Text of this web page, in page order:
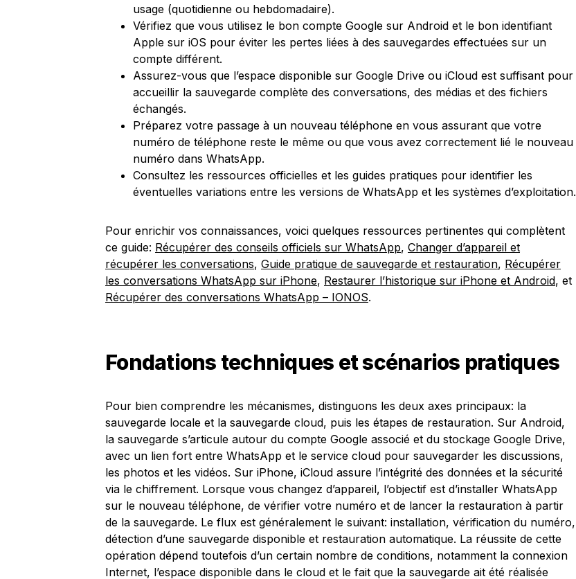
usage (quotidienne ou hebdomadaire).
Vérifiez que vous utilisez le bon compte Google sur Android et le bon identifiant
Apple sur iOS pour éviter les pertes liées à des sauvegardes effectuées sur un
compte différent.
Assurez-vous que l’espace disponible sur Google Drive ou iCloud est suffisant pour
accueillir la sauvegarde complète des conversations, des médias et des fichiers
échangés.
Préparez votre passage à un nouveau téléphone en vous assurant que votre
numéro de téléphone reste le même ou que vous avez correctement lié le nouveau
numéro dans WhatsApp.
Consultez les ressources officielles et les guides pratiques pour identifier les
éventuelles variations entre les versions de WhatsApp et les systèmes d’exploitation.
Pour enrichir vos connaissances, voici quelques ressources pertinentes qui complètent
ce guide: Récupérer des conseils officiels sur WhatsApp, Changer d’appareil et
récupérer les conversations, Guide pratique de sauvegarde et restauration, Récupérer
les conversations WhatsApp sur iPhone, Restaurer l’historique sur iPhone et Android, et
Récupérer des conversations WhatsApp – IONOS.
Fondations techniques et scénarios pratiques
Pour bien comprendre les mécanismes, distinguons les deux axes principaux: la
sauvegarde locale et la sauvegarde cloud, puis les étapes de restauration. Sur Android,
la sauvegarde s’articule autour du compte Google associé et du stockage Google Drive,
avec un lien fort entre WhatsApp et le service cloud pour sauvegarder les discussions,
les photos et les vidéos. Sur iPhone, iCloud assure l’intégrité des données et la sécurité
via le chiffrement. Lorsque vous changez d’appareil, l’objectif est d’installer WhatsApp
sur le nouveau téléphone, de vérifier votre numéro et de lancer la restauration à partir
de la sauvegarde. Le flux est généralement le suivant: installation, vérification du numéro,
détection d’une sauvegarde disponible et restauration automatique. La réussite de cette
opération dépend toutefois d’un certain nombre de conditions, notamment la connexion
Internet, l’espace disponible dans le cloud et le fait que la sauvegarde ait été réalisée